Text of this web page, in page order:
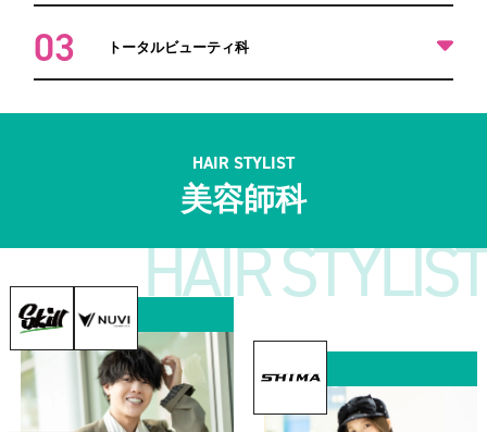
03 トータルビューティ科
HAIR STYLIST
美容師科